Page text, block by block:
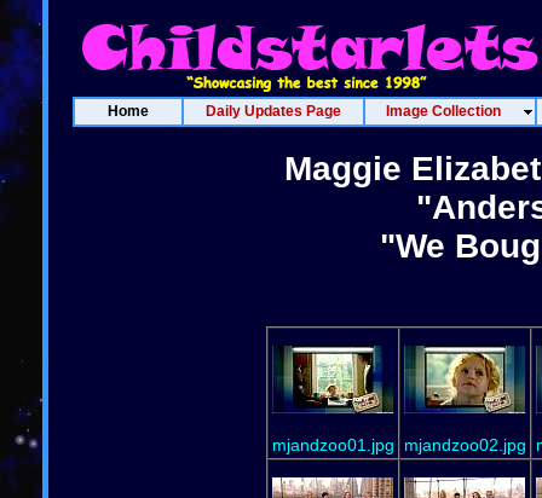
Home Daily Updates Page Image Collection
Maggie
"We
mjandzoo01.jpg mjandzoo02.jpg